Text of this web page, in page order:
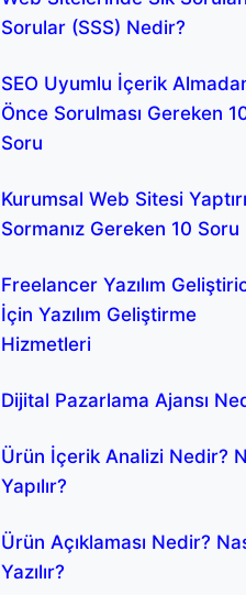
Sorular (SSS) Nedir?
SEO Uyumlu İçerik
Önce Sorulması Gereken
Soru
Kurumsal Web Sitesi
Sormanız Gereken 10 Soru
Freelancer Yazılım
İçin Yazılım Geliştirme
Hizmetleri
Dijital Pazarlama Ajansı
Ürün İçerik Analizi Nedir?
Yapılır?
Ürün Açıklaması Nedir?
Yazılır?